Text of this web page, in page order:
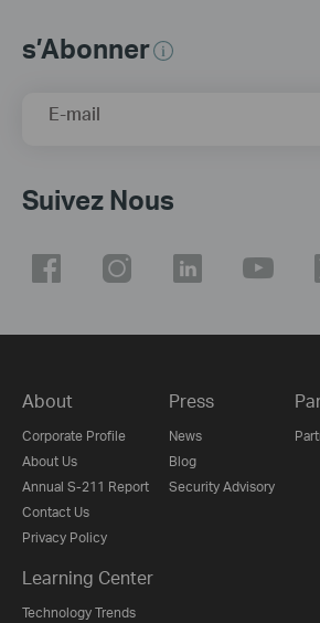
s’Abonner
E-mail
Suivez Nous
About
Corporate Profile
About Us
Annual S-211 Report
Contact Us
Privacy Policy
Press
News
Blog
Security Advisory
Learning Center
Technology Trends